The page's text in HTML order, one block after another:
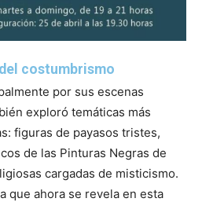
costumbrismo
por sus escenas
exploró temáticas más
figuras de payasos tristes,
de las Pinturas Negras de
cargadas de misticismo.
que ahora se revela en esta